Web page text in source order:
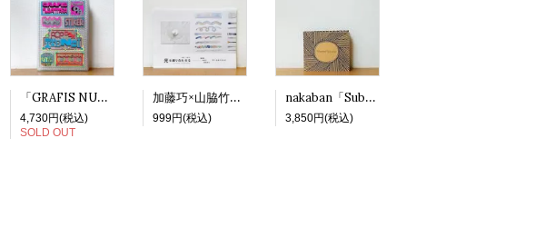
「GRAFIS NUSANTARA」Vol.4: Koleksi Stiker
4,730円(税込)
SOLD OUT
加藤巧×山脇竹生「光を練り合わせる -絵画と科学の対話から- アーカイブブック」
999円(税込)
nakaban「Suburban Portraits」（20周年エコバッグ付）
3,850円(税込)